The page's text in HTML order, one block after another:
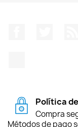
Política
Compra
Métodos de pago